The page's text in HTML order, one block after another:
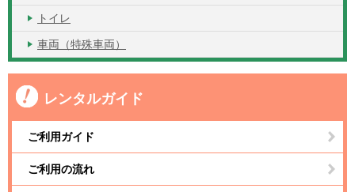
トイレ
車両（特殊車両）
レンタルガイド
ご利用ガイド
ご利用の流れ